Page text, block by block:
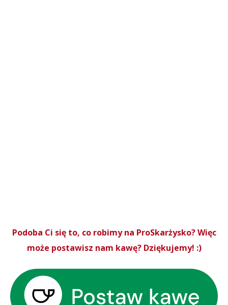
Podoba Ci się to, co robimy na ProSkarżysko? Więc
może postawisz nam kawę? Dziękujemy! :)